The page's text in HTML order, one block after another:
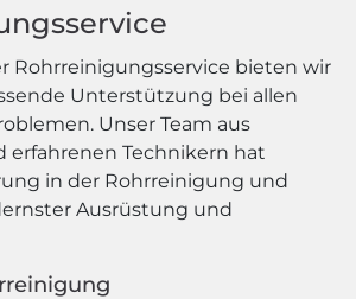
Rohrreinigungsservice bieten wir
Unterstützung bei allen
Unser Team aus
erfahrenen Technikern hat
in der Rohrreinigung und
Ausrüstung und